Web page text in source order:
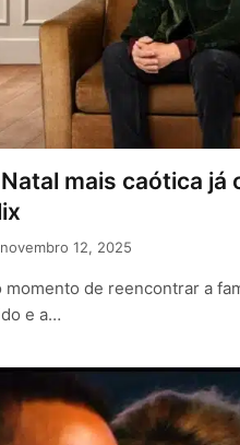
mais caótica já
novembro 12, 2025
momento de reencontrar a
e a…